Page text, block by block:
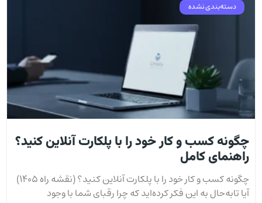
دسته‌بندی نشده
چگونه کسب و کار خود را با پلکارت آنلاین کنید؟
راهنمای کامل
چگونه کسب و کار خود را با پلکارت آنلاین کنید؟ (نقشه راه ۱۴۰۵)
آیا تا‌به‌حال به این فکر کرده‌اید که چرا رقبای شما با وجود